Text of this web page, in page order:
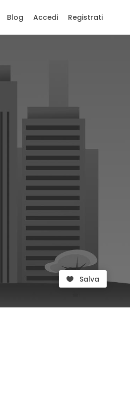
Blog Accedi Registrati
Salva